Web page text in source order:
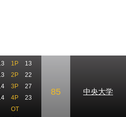
1P
13
2P
22
3P
27
4P
23
OT
85 中央大学